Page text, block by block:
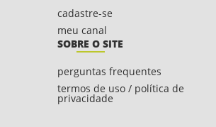
cadastre-se
meu canal
SOBRE O SITE
perguntas frequentes
termos de uso / política de
privacidade